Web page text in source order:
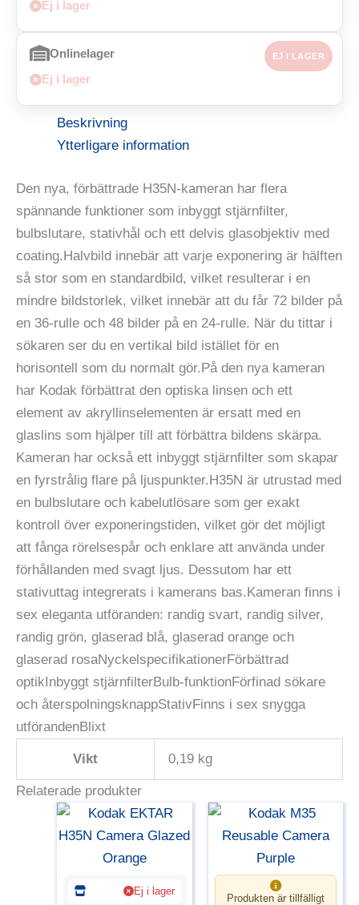
Ej i lager
Onlinelager EJ I LAGER
Ej i lager
Beskrivning
Ytterligare information
Den nya, förbättrade H35N-kameran har flera
spännande funktioner som inbyggt stjärnfilter,
bulbslutare, stativhål och ett delvis glasobjektiv med
coating.Halvbild innebär att varje exponering är hälften
så stor som en standardbild, vilket resulterar i en
mindre bildstorlek, vilket innebär att du får 72 bilder på
en 36-rulle och 48 bilder på en 24-rulle. När du tittar i
sökaren ser du en vertikal bild istället för en
horisontell som du normalt gör.På den nya kameran
har Kodak förbättrat den optiska linsen och ett
element av akryllinselementen är ersatt med en
glaslins som hjälper till att förbättra bildens skärpa.
Kameran har också ett inbyggt stjärnfilter som skapar
en fyrstrålig flare på ljuspunkter.H35N är utrustad med
en bulbslutare och kabelutlösare som ger exakt
kontroll över exponeringstiden, vilket gör det möjligt
att fånga rörelsespår och enklare att använda under
förhållanden med svagt ljus. Dessutom har ett
stativuttag integrerats i kamerans bas.Kameran finns i
sex eleganta utföranden: randig svart, randig silver,
randig grön, glaserad blå, glaserad orange och
glaserad rosaNyckelspecifikationerFörbättrad
optikInbyggt stjärnfilterBulb-funktionFörfinad sökare
och återspolningsknappStativFinns i sex snygga
utförandenBlixt
Vikt 0,19 kg
Relaterade produkter
Ej i lager
Produkten är tillfälligt